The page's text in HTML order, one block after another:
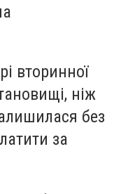
вторинної
ніж
без
за